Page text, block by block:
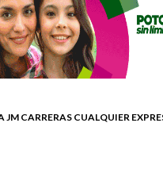
JM CARRERAS CUALQUIER